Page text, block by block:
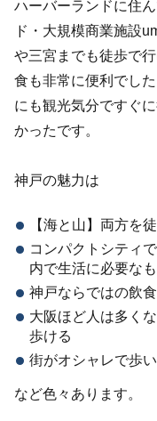
ハーバーランドに住
ド・大規模商業施設
や三宮までも徒歩で
食も非常に便利でし
にも観光気分ですぐ
かったです。
神戸の魅力は
【海と山】両方を
コンパクトシティ
内で生活に必要な
神戸ならではの飲
大阪ほど人は多く
歩ける
街がオシャレで歩
など色々あります。